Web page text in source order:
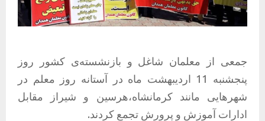
جمعی از معلمان شاغل و بازنشسته‌ی کشور روز
پنجشنبه 11 اردیبهشت ماه در آستانه روز معلم در
شهرهایی مانند کرمانشاه،هرسین و شیراز مقابل
ادارات آموزش و پرورش تجمع کردند.